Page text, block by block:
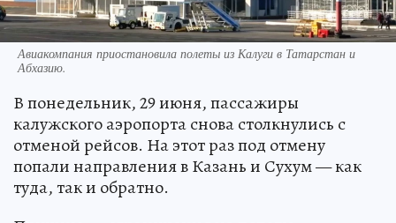
Авиакомпания приостановила полеты из Калуги в Татарстан и
Абхазию.
В понедельник, 29 июня, пассажиры
калужского аэропорта снова столкнулись с
отменой рейсов. На этот раз под отмену
попали направления в Казань и Сухум — как
туда, так и обратно.